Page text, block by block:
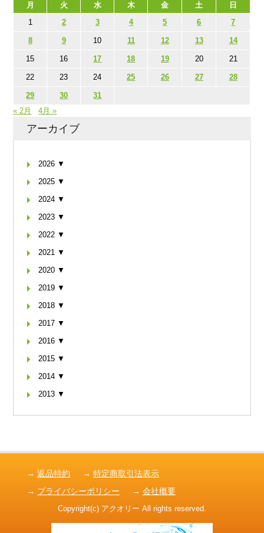
月 火 水 木 金 土
日
1
2 3 4 5 6 7
8 9 10 11 12 13 14
15 16 17 18 19 20 21
22 23 24 25 26 27 28
29 30
31
« 2月
4月 »
アーカイブ
2026 ▼
2025 ▼
2024 ▼
2023 ▼
2022 ▼
2021 ▼
2020 ▼
2019 ▼
2018 ▼
2017 ▼
2016 ▼
2015 ▼
2014 ▼
2013 ▼
→ 返品特約 → 特定商取引法表示
→ プライバシーポリシー → 会社概要
Copyright(c) アクオリー All rights reserved.